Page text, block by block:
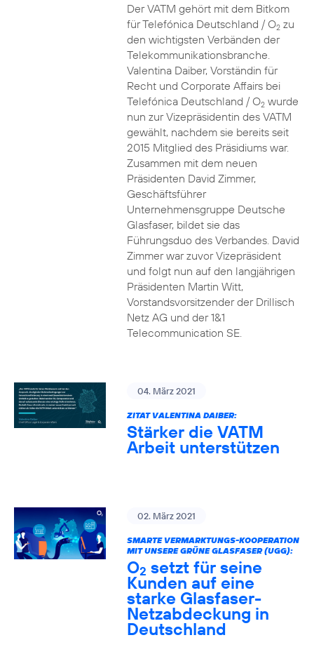
Der VATM gehört mit dem Bitkom
für Telefónica Deutschland / O2zu
den wichtigsten Verbänden der
Telekommunikationsbranche.
Valentina Daiber, Vorständin für
Recht und Corporate Affairs bei
Telefónica Deutschland / O2wurde
nun zur Vizepräsidentin des VATM
gewählt, nachdem sie bereits seit
2015 Mitglied des Präsidiums war.
Zusammen mit dem neuen
Präsidenten David Zimmer,
Geschäftsführer
Unternehmensgruppe Deutsche
Glasfaser, bildet sie das
Führungsduo des Verbandes. David
Zimmer war zuvor Vizepräsident
und folgt nun auf den langjährigen
Präsidenten Martin Witt,
Vorstandsvorsitzender der Drillisch
Netz AG und der 1&1
Telecommunication SE.
04. März 2021
ZITAT VALENTINA DAIBER:
Stärker die VATM
Arbeit unterstützen
02. März 2021
SMARTE VERMARKTUNGS-KOOPERATION
MIT UNSERE GRÜNE GLASFASER (UGG):
O2 setzt für seine
Kunden auf eine
starke Glasfaser-
Netzabdeckung in
Deutschland